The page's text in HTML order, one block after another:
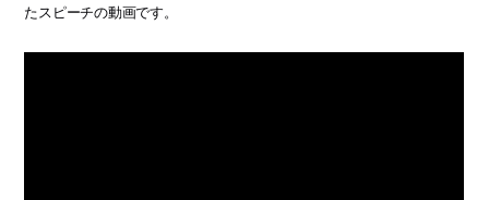
たスピーチの動画です。